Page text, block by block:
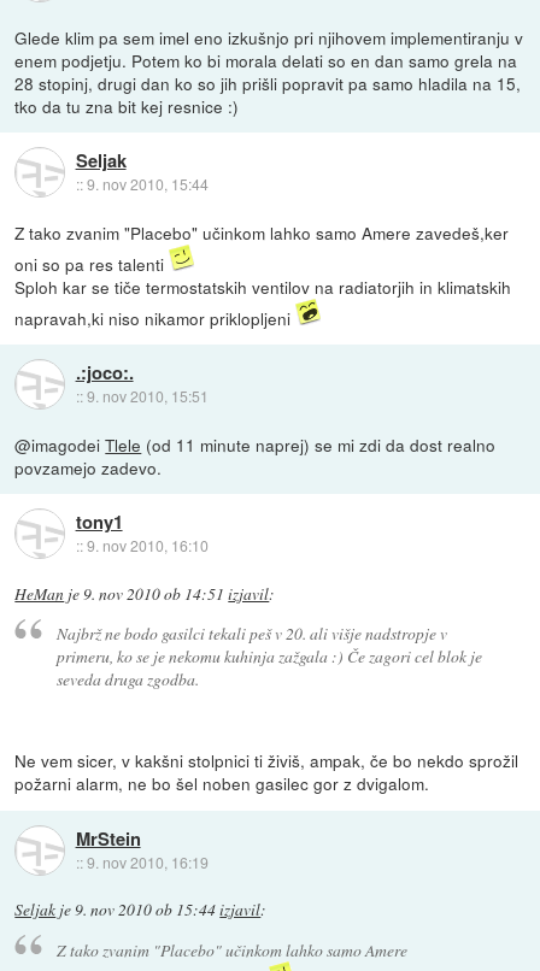
Glede klim pa sem imel eno izkušnjo pri njihovem implementiranju v
enem podjetju. Potem ko bi morala delati so en dan samo grela na
28 stopinj, drugi dan ko so jih prišli popravit pa samo hladila na 15,
tko da tu zna bit kej resnice :)
Seljak
::9. nov 2010, 15:44
Z tako zvanim "Placebo" učinkom lahko samo Amere zavedeš,ker
oni so pa res talenti
Sploh kar se tiče termostatskih ventilov na radiatorjih in klimatskih
napravah,ki niso nikamor priklopljeni
.:joco:.
::9. nov 2010, 15:51
@imagodeiTlele (od 11 minute naprej) se mi zdi da dost realno
povzamejo zadevo.
tony1
::9. nov 2010, 16:10
HeMan je9. nov 2010 ob 14:51 izjavil:
Najbrž ne bodo gasilci tekali peš v 20. ali višje nadstropje v
primeru, ko se je nekomu kuhinja zažgala :) Če zagori cel blok je
seveda druga zgodba.
Ne vem sicer, v kakšni stolpnici ti živiš, ampak, če bo nekdo sprožil
požarni alarm, ne bo šel noben gasilec gor z dvigalom.
MrStein
::9. nov 2010, 16:19
Seljak je9. nov 2010 ob 15:44izjavil:
Z tako zvanim "Placebo" učinkom lahko samo Amere